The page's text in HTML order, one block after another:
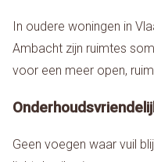
In oudere woningen in
Ambacht zijn ruimtes
voor een meer open,
Geen voegen waar vuil